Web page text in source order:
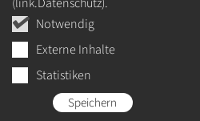
Notwendig
Externe Inhalte
Statistiken
Speichern